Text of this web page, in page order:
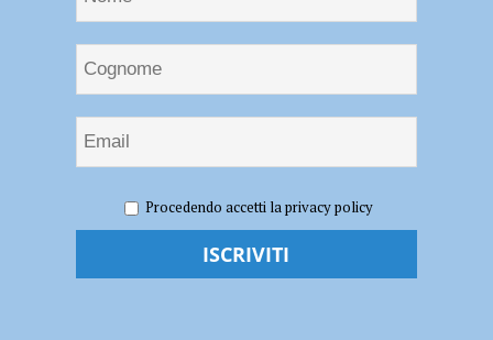
Italiana Ciechi Piacenza doppio appuntamento Cena al Buio e 13°
Camminata “mettiamoci in gioco” – AUDIO
Unione Italiana Ciechi Piacenza doppio
Procedendo accetti la privacy policy